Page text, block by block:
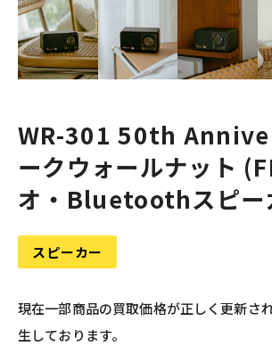
WR-301 50th
ークウォールナット
オ・Bluetoothスピー
スピーカー
現在一部商品の買取価格が正しく更新さ
生しております。